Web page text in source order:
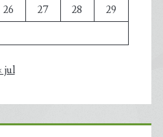
26 27 28
29
jul